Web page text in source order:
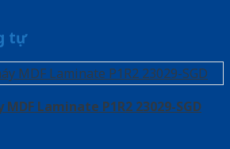
tự
MDF Laminate P1R2 23029-SGD